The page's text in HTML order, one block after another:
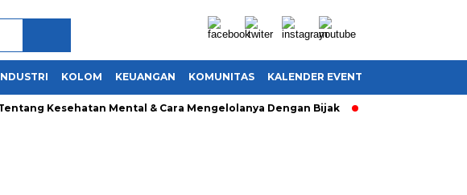
KOLOM KEUANGAN KOMUNITAS KALENDER EVENT
Kesehatan Mental & Cara Mengelolanya Dengan Bijak Bagaimana